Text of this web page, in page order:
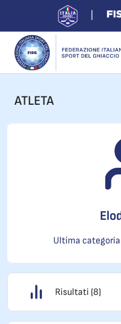
ATLETA
Ultima
Risultati (8)